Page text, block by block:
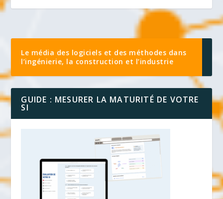
Le média des logiciels et des méthodes dans
l’ingénierie, la construction et l’industrie
GUIDE : MESURER LA MATURITÉ DE VOTRE
SI